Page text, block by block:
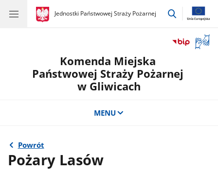
gov.pl
Jednostki Państwowej Straży Pożarnej
gov.pl
Jednostki
przejdź
okno
Komenda Miejska
Państwowej Straży Pożarnej
w Gliwicach
MENU
Powrót
Pożary Lasów